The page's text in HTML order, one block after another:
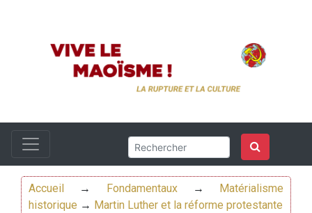
Accueil → Fondamentaux→
Matérialisme
historique → Martin Luther et la réforme protestante